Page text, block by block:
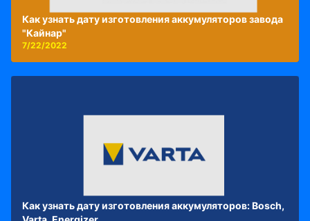
Как узнать дату изготовления аккумуляторов завода
"Кайнар"
7/22/2022
Как узнать дату изготовления аккумуляторов: Bosch,